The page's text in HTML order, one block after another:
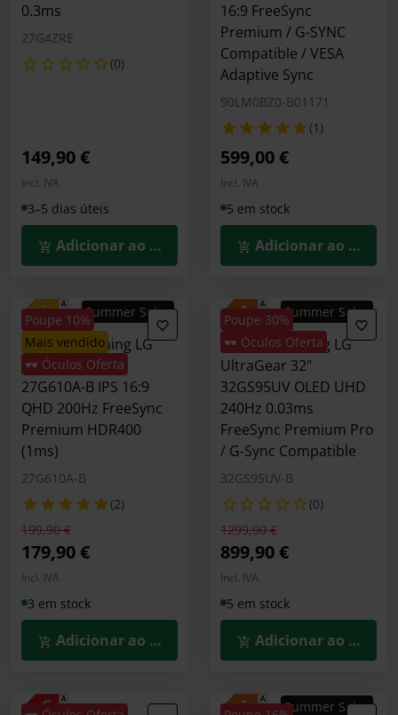
0.3ms
27G4ZRE
(0)
149,90 €
Incl. IVA
3–5 dias úteis
Adicionar ao Carrinho
16:9 FreeSync
Premium / G-SYNC
Compatible / VESA
Adaptive Sync
90LM0BZ0-B01171
(1)
599,00 €
Incl. IVA
5 em stock
Adicionar ao
Poupe 10%
mais vendido
🕶️ Óculos Oferta
Summer Sales
Monitor Gaming LG
UltraGear 27"
27G610A-B IPS 16:9
QHD 200Hz FreeSync
Premium HDR400
(1ms)
27G610A-B
(2)
Preço reduzido de
199,90 €para
179,90 €
Incl. IVA
3 em stock
Adicionar ao Carrinho
Poupe 30%
🕶️ Óculos Oferta
Summer Sales
Monitor Gaming LG
UltraGear 32"
32GS95UV OLED UHD
240Hz 0.03ms
FreeSync Premium Pro
/ G-Sync Compatible
32GS95UV-B
(0)
Preço reduzido de
1299,90 €para
899,90 €
Incl. IVA
5 em stock
Adicionar ao
Summer Sales